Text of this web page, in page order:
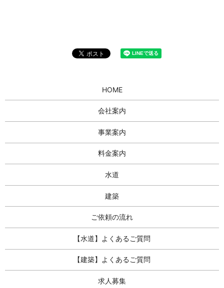
HOME
会社案内
事業案内
料金案内
水道
建築
ご依頼の流れ
【水道】よくあるご質問
【建築】よくあるご質問
求人募集